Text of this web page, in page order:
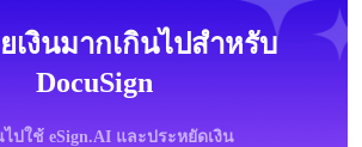
เงินมากเกินไปสำหรับ
DocuSign
ไปใช้ eSign.AI และประหยัดเงิน